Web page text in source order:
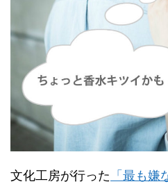
文化工房が行った 「最も